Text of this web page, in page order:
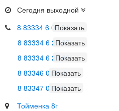
Сегодня выходной
8 83334 6 05 94
8 83334 6 29 97
8 83334 6 26 69
8 83346 0 59 4
8 83347 0 84 2
Тойменка 8г